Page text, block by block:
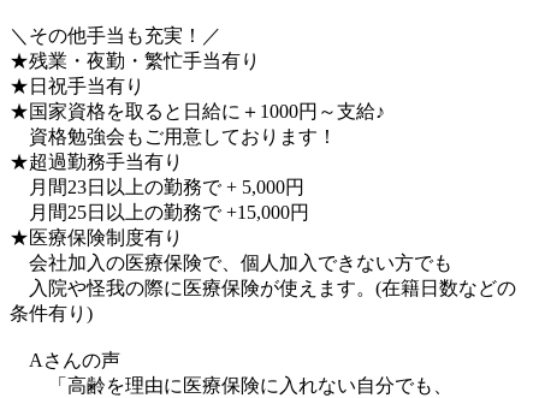
＼その他手当も充実！／
★残業・夜勤・繁忙手当有り
★日祝手当有り
★国家資格を取ると日給に＋1000円～支給♪
資格勉強会もご用意しております！
★超過勤務手当有り
月間23日以上の勤務で + 5,000円
月間25日以上の勤務で +15,000円
★医療保険制度有り
会社加入の医療保険で、個人加入できない方でも
入院や怪我の際に医療保険が使えます。(在籍日数などの
条件有り)
Aさんの声
「高齢を理由に医療保険に入れない自分でも、